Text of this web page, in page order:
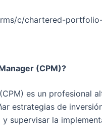
c/chartered-
(CPM)?
es un profesional
estrategias de
supervisar la